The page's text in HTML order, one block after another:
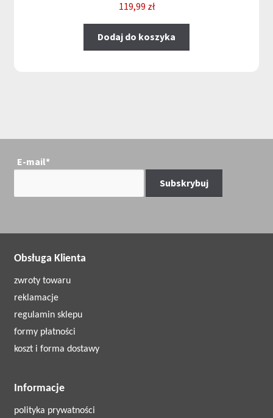
5.00na 5
119,99 zł
Dodaj do koszyka
E-mail*
Obsługa Klienta
zwroty towaru
reklamacje
regulamin sklepu
formy płatności
koszt i forma dostawy
Informacje
polityka prywatności